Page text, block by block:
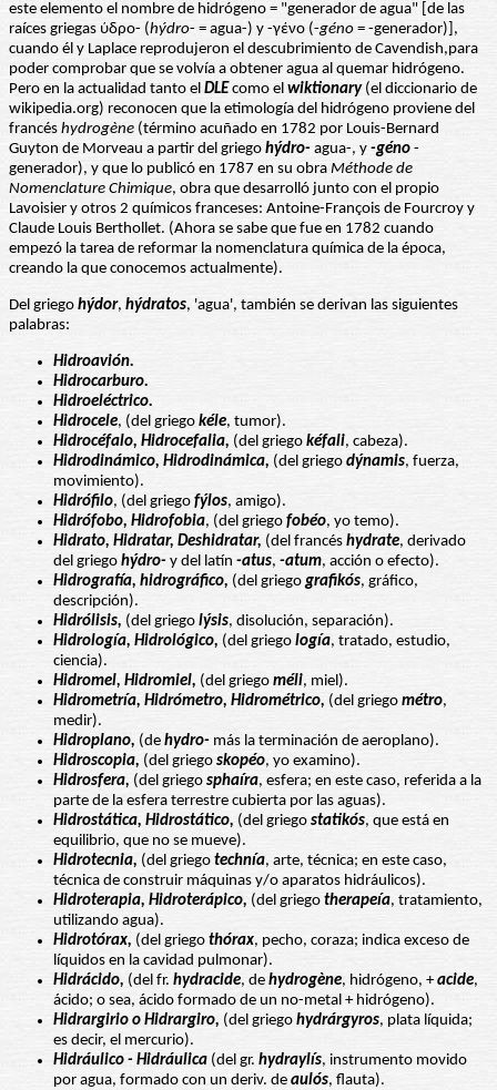
este elemento el nombre de hidrógeno = "generador de agua" [de las
raíces griegas ύδρo- (hýdro- = agua-) y -γένο (-géno = -generador)],
cuando él y Laplace reprodujeron el descubrimiento de Cavendish,para
poder comprobar que se volvía a obtener agua al quemar hidrógeno.
Pero en la actualidad tanto el DLE como el wiktionary(el diccionario de
wikipedia.org) reconocen que la etimología del hidrógeno proviene del
francés hydrogène (término acuñado en 1782 por Louis-Bernard
Guyton de Morveau a partir del griego hýdro- agua-, y -géno -
generador), y que lo publicó en 1787 en su obra Méthode de
Nomenclature Chimique, obra que desarrolló junto con el propio
Lavoisier y otros 2 químicos franceses: Antoine-François de Fourcroy y
Claude Louis Berthollet. (Ahora se sabe que fue en 1782 cuando
empezó la tarea de reformar la nomenclatura química de la época,
creando la que conocemos actualmente).
Del griego hýdor, hýdratos, 'agua', también se derivan las siguientes
palabras:
Hidroavión.
Hidrocarburo.
Hidroeléctrico.
Hidrocele, (del griego kéle, tumor).
Hidrocéfalo, Hidrocefalia, (del griego kéfali, cabeza).
Hidrodinámico, Hidrodinámica, (del griego dýnamis, fuerza,
movimiento).
Hidrófilo, (del griego fýlos, amigo).
Hidrófobo, Hidrofobia, (del griego fobéo, yo temo).
Hidrato, Hidratar, Deshidratar, (del francés hydrate, derivado
del griego hýdro- y del latín -atus, -atum, acción o efecto).
Hidrografía, hidrográfico, (del griegografikós, gráfico,
descripción).
Hidrólisis, (del griego lýsis, disolución, separación).
Hidrología, Hidrológico, (del griego logía, tratado, estudio,
ciencia).
Hidromel, Hidromiel, (del griego méli, miel).
Hidrometría, Hidrómetro, Hidrométrico, (del griego métro,
medir).
Hidroplano, (de hydro- más la terminación de aeroplano).
Hidroscopia, (del griego skopéo, yo examino).
Hidrosfera, (del griego sphaíra, esfera; en este caso, referida a la
parte de la esfera terrestre cubierta por las aguas).
Hidrostática, Hidrostático, (del griego statikós, que está en
equilibrio, que no se mueve).
Hidrotecnia, (del griego technía, arte, técnica; en este caso,
técnica de construir máquinas y/o aparatos hidráulicos).
Hidroterapia, Hidroterápico, (del griego therapeía, tratamiento,
utilizando agua).
Hidrotórax, (del griego thórax, pecho, coraza; indica exceso de
líquidos en la cavidad pulmonar).
Hidrácido, (del fr. hydracide, de hydrogène, hidrógeno, +acide,
ácido; o sea, ácido formado de un no-metal + hidrógeno).
Hidrargirio o Hidrargiro, (del griego hydrárgyros, plata líquida;
es decir, el mercurio).
Hidráulico - Hidráulica (del gr. hydraylís, instrumento movido
por agua, formado con un deriv. de aulós, flauta).